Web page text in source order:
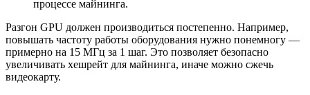
процессе майнинга.
Разгон GPU должен производиться постепенно. Например,
повышать частоту работы оборудования нужно понемногу —
примерно на 15 МГц за 1 шаг. Это позволяет безопасно
увеличивать хешрейт для майнинга, иначе можно сжечь
видеокарту.